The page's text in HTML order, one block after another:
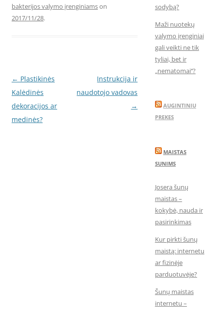
bakterijos valymo įrenginiamson
2017/11/28.
Post
navigation
← Plastikinės
Kalėdinės
dekoracijos ar
medinės?
Instrukcija ir
naudotojo vadovas
→
sodybą?
Maži nuotekų
valymo įrenginiai
gali veikti ne tik
tyliai, bet ir
„nematomai‘‘?
AUGINTINIU
PREKES
MAISTAS
SUNIMS
Josera šunų
maistas –
kokybė, nauda ir
pasirinkimas
Kur pirkti šunų
maistą: internetu
ar fizinėje
parduotuvėje?
Šunų maistas
internetu –